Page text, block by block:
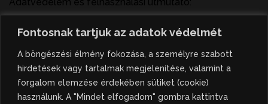
Fontosnak tartjuk az adatok védelmét
A böngészési élmény fokozása, a személyre szabott
hirdetések vagy tartalmak megjelenítése, valamint a
forgalom elemzése érdekében sütiket (cookie)
használunk. A "Mindet elfogadom" gombra kattintva
A szenttamás.rs magyar nyelvű internetes hírportálon
megjelenő szerzői írások, a híranyag és minden egyéb
tartalom a portált működtető Gion Nándor Kulturális
Központ szellemi tulajdonát képezik, amely szellemi
tulajdont a nemzetközi és szerbiai törvények védik. A
jogosulatlan felhasználás büntető- és polgári jogi